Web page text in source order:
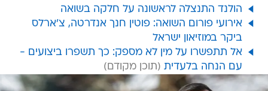
הולנד התנצלה לראשונה על חלקה בשואה
אירועי פורום השואה: פוטין חנך אנדרטה, צ'ארלס
ביקר במוזיאון ישראל
אל תתפשרו על מין לא מספק: כך תשפרו ביצועים -
עם הנחה בלעדית